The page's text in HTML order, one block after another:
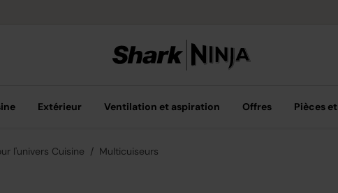
Livraison
Extérieur Ventilation et aspiration Offres Pièces
l'univers Cuisine Multicuiseurs